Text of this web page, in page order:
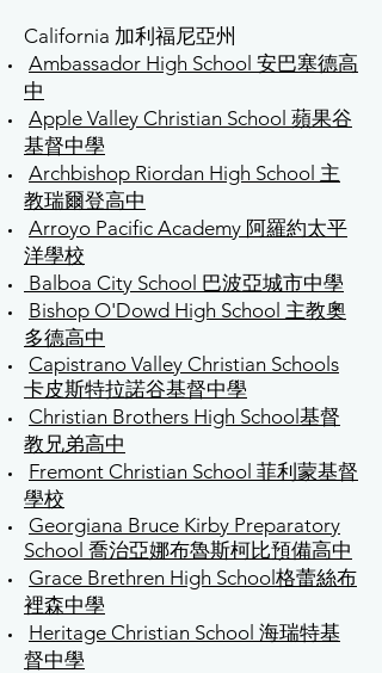
California 加利福尼亞州
Ambassador High School 安巴塞德高
中
Apple Valley Christian School 蘋果谷
基督中學
Archbishop Riordan High School 主
教瑞爾登高中
Arroyo Pacific Academy 阿羅約太平
洋學校
Balboa City School 巴波亞城市中學
Bishop O'Dowd High School 主教奧
多德高中
Capistrano Valley Christian Schools
卡皮斯特拉諾谷基督中學
Christian Brothers High School基督
教兄弟高中
Fremont Christian School 菲利蒙基督
學校
Georgiana Bruce Kirby Preparatory
School 喬治亞娜布魯斯柯比預備高中
Grace Brethren High School格蕾絲布
裡森中學
Heritage Christian School 海瑞特基
督中學